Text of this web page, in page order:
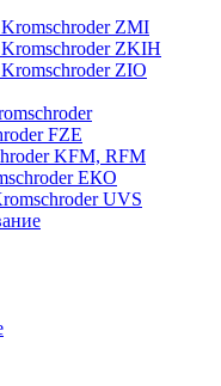
Kromschroder ZМI
ZKIH
ZIO
FZE
KFM, RFM
ЕКО
UVS